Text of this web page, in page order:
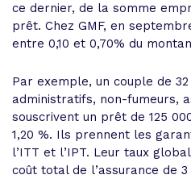
ce dernier, de la somme
prêt. Chez GMF, en
entre 0,10 et 0,70% du
Par exemple, un couple de
administratifs, non-fumeurs,
souscrivent un prêt de 125
1,20 %. Ils prennent les
l’ITT et l’IPT. Leur taux
coût total de l’assurance de